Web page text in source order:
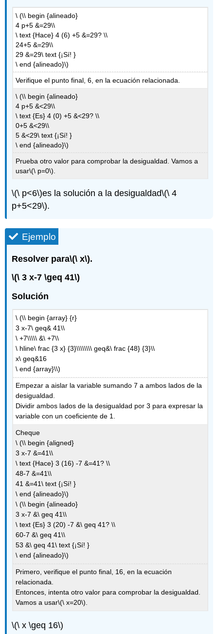
\ (\\ begin {alineado}
4 p+5 &=29\\
\ text {Hace} 4 (6) +5 &=29? \\
24+5 &=29\\
29 &=29\ text {¡Sí! }
\ end {alineado}\)
Verifique el punto final, 6, en la ecuación relacionada.
\ (\\ begin {alineado}
4 p+5 &<29\\
\ text {Es} 4 (0) +5 &<29? \\
0+5 &<29\\
5 &<29\ text {¡Sí! }
\ end {alineado}\)
Prueba otro valor para comprobar la desigualdad. Vamos a
usar\(\ p=0\)
\(\ p<6\)es la solución a la desigualdad\(\ 4
p+5<29\).
Ejemplo
Resolver para\(\ x\).
\(\ 3 x-7 \geq 41\)
Solución
\ (\\ begin {array} {r}
3 x-7\ geq& 41\\
\ +7\\\\\ &\ +7\\
\ hline\ frac {3 x} {3}\\\\\\\\ geq&\ frac {48} {3}\\
x\ geq&16
\ end {array}\\)
Empezar a aislar la variable sumando 7 a ambos lados de la
desigualdad.
Dividir ambos lados de la desigualdad por 3 para expresar la
variable con un coeficiente de 1.
Cheque
\ (\\ begin {aligned}
3 x-7 &=41\\
\ text {Hace} 3 (16) -7 &=41? \\
48-7 &=41\\
41 &=41\ text {¡Sí! }
\ end {alineado}\)
\ (\\ begin {alineado}
3 x-7 &\ geq 41\\
\ text {Es} 3 (20) -7 &\ geq 41? \\
60-7 &\ geq 41\\
53 &\ geq 41\ text {¡Sí! }
\ end {alineado}\)
Primero, verifique el punto final, 16, en la ecuación
relacionada.
Entonces, intenta otro valor para comprobar la desigualdad.
Vamos a usar\(\ x=20\).
\(\ x \geq 16\)